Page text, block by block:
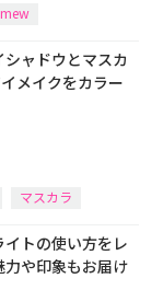
シャドウとマスカ
メイクをカラー
マスカラ
イトの使い方をレ
や印象もお届け